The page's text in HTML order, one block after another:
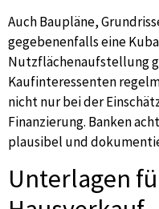
Auch Baupläne,
gegebenenfalls eine
Nutzflächenaufstellung
Kaufinteressenten
nicht nur bei der
Finanzierung. Banken
plausibel und
Unterlagen